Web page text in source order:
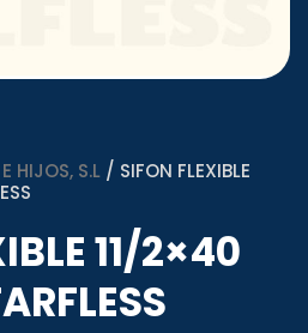
HIJOS, S.L / SIFON FLEXIBLE
11/2×40